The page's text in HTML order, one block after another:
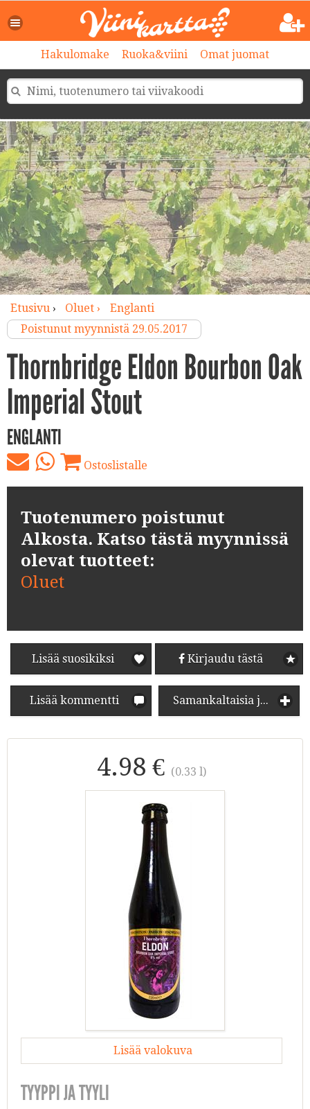
Hakulomake Ruoka&viini Omat juomat
Etusivu› Oluet ›
Englanti
Poistunut myynnistä 29.05.2017
Thornbridge Eldon Bourbon Oak
Imperial Stout
ENGLANTI
Ostoslistalle
Tuotenumero poistunut
Alkosta. Katso tästä myynnissä
olevat tuotteet:
Oluet
Lisää suosikiksi Kirjaudu tästä
Lisää kommentti Samankaltaisia juomia
4.98 € (0.33 l)
Lisää valokuva
TYYPPI JA TYYLI